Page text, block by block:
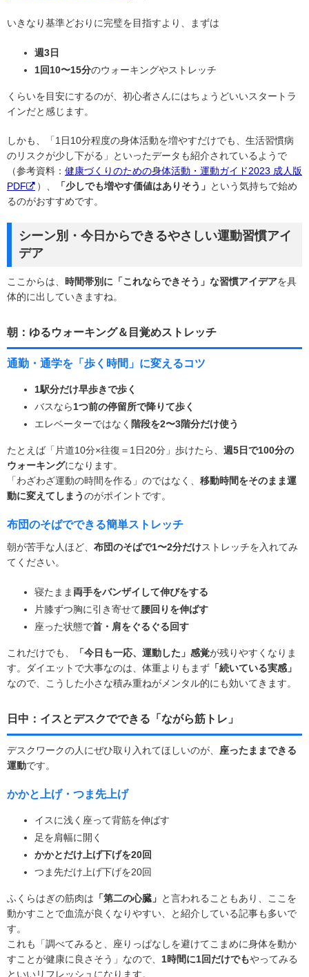
いきなり基準どおりに完璧を目指すより、まずは
週3日
1回10〜15分のウォーキングやストレッチ
くらいを目安にするのが、 初心者さんにはちょうどいいスタートラ
インだと感じます。
しかも、「1日10分程度の身体活動を増やすだけでも、生活習慣病
のリスクが少し下がる」といったデータも紹介されているようで
（参考資料： 健康づくりのための身体活動・運動ガイド2023 成人版
PDF
）、 「少しでも増やす価値はありそう」 という気持ちで始め
るのがおすすめです。
シーン別・今日からできるやさしい運動習慣アイ
デア
ここからは、 時間帯別に「これならできそう」な習慣アイデアを具
体的に出していきますね。
朝：ゆるウォーキング＆目覚めストレッチ
通勤・通学を「歩く時間」に変えるコツ
1駅分だけ早歩きで歩く
バスなら1つ前の停留所で降りて歩く
エレベーターではなく 階段を2〜3階分だけ使う
たとえば「片道10分×往復＝1日20分」歩けたら、 週5日で100分の
ウォーキングになります。
「わざわざ運動の時間を作る」のではなく、 移動時間をそのまま運
動に変えてしまうのがポイントです。
布団のそばでできる簡単ストレッチ
朝が苦手な人ほど、 布団のそばで1〜2分だけストレッチを入れてみ
てください。
寝たまま 両手をバンザイして伸びをする
片膝ずつ胸に引き寄せて腰回りを伸ばす
座った状態で首・肩をぐるぐる回す
これだけでも、 「今日も一応、運動した」感覚が残りやすくなりま
す。ダイエットで大事なのは、体重よりもまず 「続いている実感」
なので、こうした小さな積み重ねがメンタル的にも効いてきます。
日中：イスとデスクでできる「ながら筋トレ」
デスクワークの人にぜひ取り入れてほしいのが、 座ったままできる
運動です。
かかと上げ・つま先上げ
イスに浅く座って背筋を伸ばす
足を肩幅に開く
かかとだけ上げ下げを20回
つま先だけ上げ下げを20回
ふくらはぎの筋肉は 「第二の心臓」 と言われることもあり、ここを
動かすことで血流が良くなりやすい、と紹介している記事も多いで
す。
これも「調べてみると、座りっぱなしを避けてこまめに身体を動か
すことが健康に良さそう」なので、 1時間に1回だけでもやってみる
といいリフレッシュになります。